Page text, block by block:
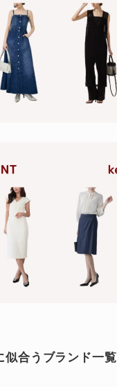
似合うブランド一覧